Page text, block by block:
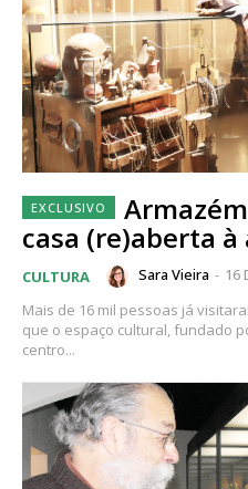
casa (re)aberta
CULTURA Sara Vieira - 16
Mais de 16 mil pessoas já
que o espaço cultural, fundado
centro...